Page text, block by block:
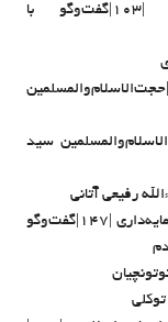
اسلام اجتماعی و معنای مکارم الاخلاق |۱۰۳|گفت‌و‌گو با
توصیه در علوم انسانی اجتناب‌ناپذیر است |۱۱۴|حجت‌الاسلام‌والمسلمین
مذهب، نظام یا علم؟ |۱۲۲|حجت‌الاسلام‌والمسلمین سید
تفاوت‌های مبنایی میان اقتصاد اسلامی و مکتب سرمایه‌داری |۱۴۷|گفت‌وگو